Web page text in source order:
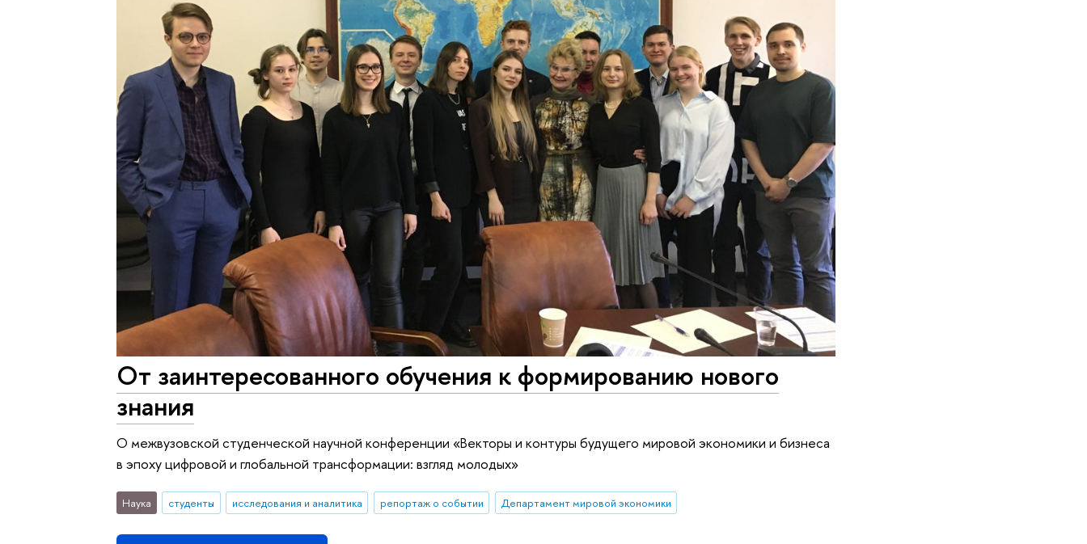
От заинтересованного обучения к формированию нового
знания
О межвузовской студенческой научной конференции «Векторы и контуры будущего мировой экономики и бизнеса
в эпоху цифровой и глобальной трансформации: взгляд молодых»
Наука студенты исследования и аналитика репортаж о событии Департамент мировой экономики